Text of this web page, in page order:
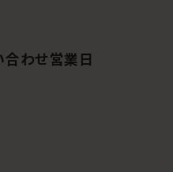
わせ営業日